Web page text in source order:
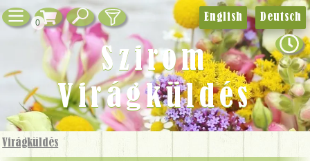
0
Virágküldés
English Deutsch
Szirom
Virágküldés